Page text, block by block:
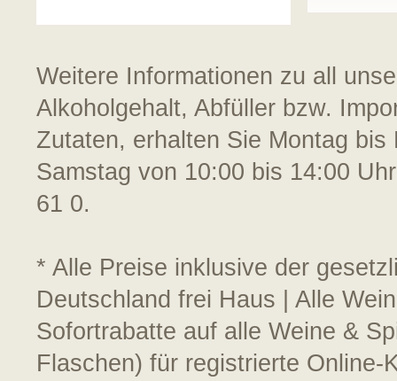
Weitere Informationen zu all
Alkoholgehalt, Abfüller bzw.
Zutaten, erhalten Sie Montag
Samstag von 10:00 bis 14:00
61 0.
* Alle Preise inklusive der
Deutschland frei Haus | Alle
Sofortrabatte auf alle Weine &
Flaschen) für registrierte